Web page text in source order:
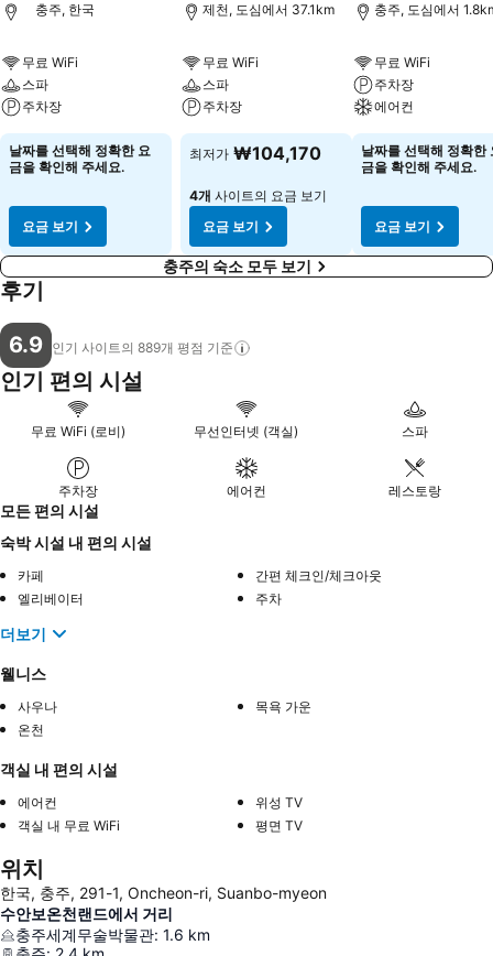
충주, 한국
무료 WiFi
스파
주차장
날짜를 선택해 정확한 요
금을 확인해 주세요.
요금 보기
제천, 도심에서 37.1km
무료 WiFi
스파
주차장
최저가 ₩104,170
4개 사이트의 요금 보기
요금 보기
충주, 도심에서
무료 WiFi
주차장
에어컨
날짜를 선택해 정확한
금을 확인해 주세요.
요금 보기
충주의 숙소 모두 보기
후기
6.9 인기 사이트의 889개 평점 기준
인기 편의 시설
무료 WiFi (로비) 무선인터넷 (객실) 스파
주차장 에어컨 레스토랑
모든 편의 시설
숙박 시설 내 편의 시설
카페
간편 체크인/체크아웃
엘리베이터
주차
더보기
웰니스
사우나
목욕 가운
온천
객실 내 편의 시설
에어컨
위성 TV
객실 내 무료 WiFi
평면 TV
위치
한국, 충주, 291-1, Oncheon-ri, Suanbo-myeon
수안보온천랜드에서 거리
충주세계무술박물관: 1.6 km